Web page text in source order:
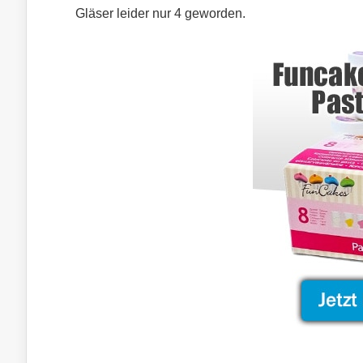
Gläser leider nur 4 geworden.